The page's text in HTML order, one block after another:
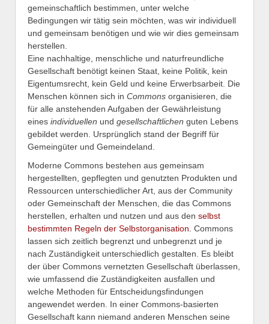
gemeinschaftlich bestimmen, unter welche
Bedingungen wir tätig sein möchten, was wir individuell
und gemeinsam benötigen und wie wir dies gemeinsam
herstellen.
Eine nachhaltige, menschliche und naturfreundliche
Gesellschaft benötigt keinen Staat, keine Politik, kein
Eigentumsrecht, kein Geld und keine Erwerbsarbeit. Die
Menschen können sich in Commons organisieren, die
für alle anstehenden Aufgaben der Gewährleistung
eines individuellen und gesellschaftlichen guten Lebens
gebildet werden. Ursprünglich stand der Begriff für
Gemeingüter und Gemeindeland.
Moderne Commons bestehen aus gemeinsam
hergestellten, gepflegten und genutzten Produkten und
Ressourcen unterschiedlicher Art, aus der Community
oder Gemeinschaft der Menschen, die das Commons
herstellen, erhalten und nutzen und aus den selbst
bestimmten Regeln der Selbstorganisation. Commons
lassen sich zeitlich begrenzt und unbegrenzt und je
nach Zuständigkeit unterschiedlich gestalten. Es bleibt
der über Commons vernetzten Gesellschaft überlassen,
wie umfassend die Zuständigkeiten ausfallen und
welche Methoden für Entscheidungsfindungen
angewendet werden. In einer Commons-basierten
Gesellschaft kann niemand anderen Menschen seine